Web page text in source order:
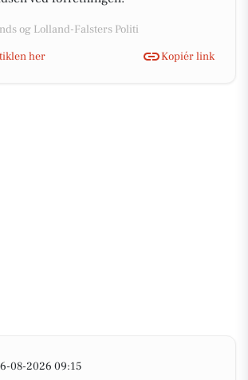
og Lolland-Falsters Politi
her
Kopiér link
08-2026 09:15